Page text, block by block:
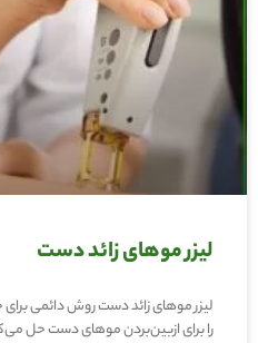
لیزر موهای زائد دست
لیزر موهای زائد دست روش دائمی
را برای ازبین‌بردن موهای دست حل